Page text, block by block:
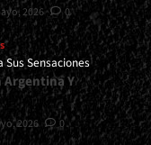
2026 0
Sensaciones
Y
2026 0